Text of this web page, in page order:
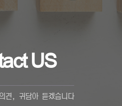
US
견, 귀담아 듣겠습니다